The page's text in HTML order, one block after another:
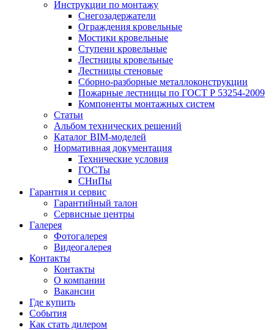
Инструкции по монтажу
Снегозадержатели
Ограждения кровельные
Мостики кровельные
Ступени кровельные
Лестницы кровельные
Лестницы стеновые
Сборно-разборные металлоконструкции
Пожарные лестницы по ГОСТ Р 53254-2009
Компоненты монтажных систем
Статьи
Альбом технических решений
Каталог BIM-моделей
Нормативная документация
Технические условия
ГОСТы
СНиПы
Гарантия и сервис
Гарантийный талон
Сервисные центры
Галерея
Фотогалерея
Видеогалерея
Контакты
Контакты
О компании
Вакансии
Где купить
События
Как стать дилером